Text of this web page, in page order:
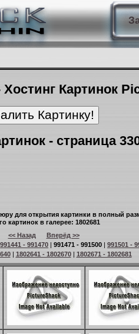
Картинок
- страница
для открытия картинки в полный
картинок в галерее: 1802681
<< Назад
Вперёд >>
991441 - 991470 | 991471 - 991500 | 991501 -
| 1802641 - 1802670| 1802671 - 1802681